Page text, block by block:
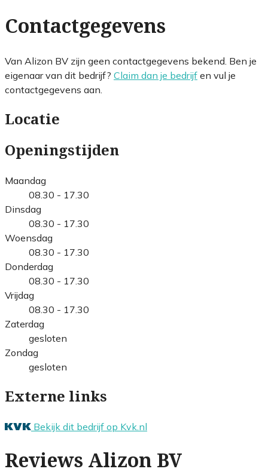
Contactgegevens
Van Alizon BV zijn geen contactgegevens bekend. Ben je
eigenaar van dit bedrijf? Claim dan je bedrijf en vul je
contactgegevens aan.
Locatie
Openingstijden
Maandag
08.30 - 17.30
Dinsdag
08.30 - 17.30
Woensdag
08.30 - 17.30
Donderdag
08.30 - 17.30
Vrijdag
08.30 - 17.30
Zaterdag
gesloten
Zondag
gesloten
Externe links
Bekijk dit bedrijf op Kvk.nl
Reviews Alizon BV